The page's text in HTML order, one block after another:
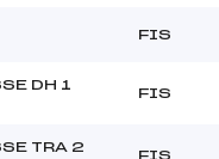
FIS
DH 1
FIS
TRA 2
FIS